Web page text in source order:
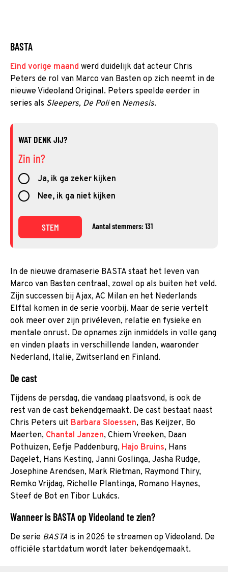
BASTA
Eind vorige maand werd duidelijk dat acteur Chris
Peters de rol van Marco van Basten op zich neemt in de
nieuwe Videoland Original. Peters speelde eerder in
series als Sleepers, De Polien Nemesis.
WAT DENK JIJ?
Zin in?
Ja, ik ga zeker kijken
Nee, ik ga niet kijken
STEM Aantal stemmers: 131
In de nieuwe dramaserie BASTA staat het leven van
Marco van Basten centraal, zowel op als buiten het veld.
Zijn successen bij Ajax, AC Milan en het Nederlands
Elftal komen in de serie voorbij. Maar de serie vertelt
ook meer over zijn privéleven, relatie en fysieke en
mentale onrust. De opnames zijn inmiddels in volle gang
en vinden plaats in verschillende landen, waaronder
Nederland, Italië, Zwitserland en Finland.
De cast
Tijdens de persdag, die vandaag plaatsvond, is ook de
rest van de cast bekendgemaakt. De cast bestaat naast
Chris Peters uit Barbara Sloessen, Bas Keijzer, Bo
Maerten, Chantal Janzen, Chiem Vreeken, Daan
Pothuizen, Eefje Paddenburg, Hajo Bruins, Hans
Dagelet, Hans Kesting, Janni Goslinga, Jasha Rudge,
Josephine Arendsen, Mark Rietman, Raymond Thiry,
Remko Vrijdag, Richelle Plantinga, Romano Haynes,
Steef de Bot en Tibor Lukács.
Wanneer is BASTA op Videoland te zien?
De serie BASTA is in 2026 te streamen op Videoland. De
officiële startdatum wordt later bekendgemaakt.